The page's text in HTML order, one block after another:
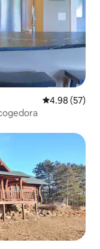
Calificación
4.98 (57)